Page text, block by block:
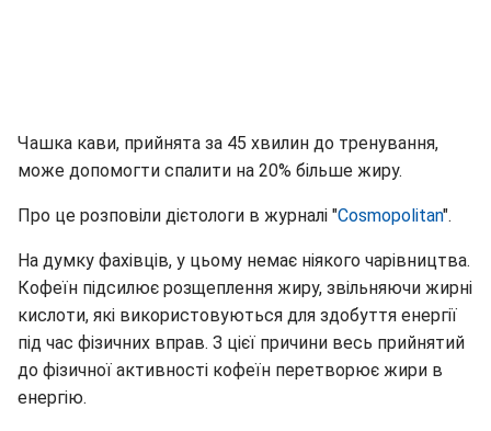
Чашка кави, прийнята за 45 хвилин до тренування,
може допомогти спалити на 20% більше жиру.
Про це розповіли дієтологи в журналі "Cosmopolitan".
На думку фахівців, у цьому немає ніякого чарівництва.
Кофеїн підсилює розщеплення жиру, звільняючи жирні
кислоти, які використовуються для здобуття енергії
під час фізичних вправ. З цієї причини весь прийнятий
до фізичної активності кофеїн перетворює жири в
енергію.